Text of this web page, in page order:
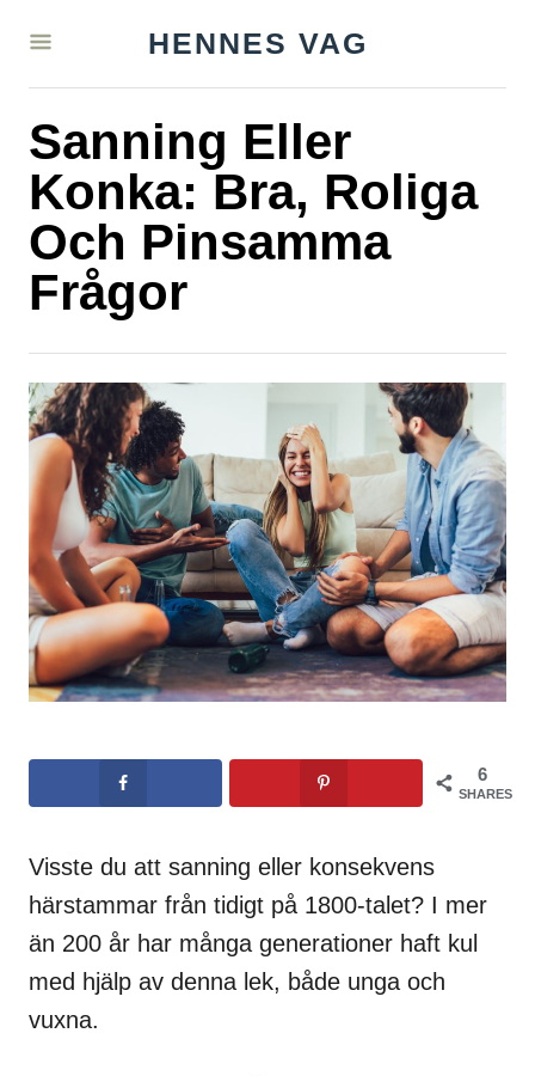
HENNES VAG
Sanning Eller
Konka: Bra, Roliga
Och Pinsamma
Frågor
6
SHARES
Visste du att sanning eller konsekvens
härstammar från tidigt på 1800-talet? I mer
än 200 år har många generationer haft kul
med hjälp av denna lek, både unga och
vuxna.